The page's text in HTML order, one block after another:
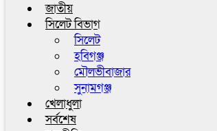
জাতীয়
সিলেট বিভাগ
সিলেট
হবিগঞ্জ
মৌলভীবাজার
সুনামগঞ্জ
খেলাধুলা
সর্বশেষ